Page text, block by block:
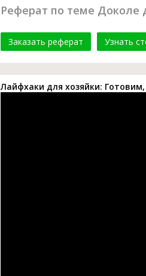
Реферат по теме Доколе
Заказать реферат Узнать
Лайфхаки для хозяйки: